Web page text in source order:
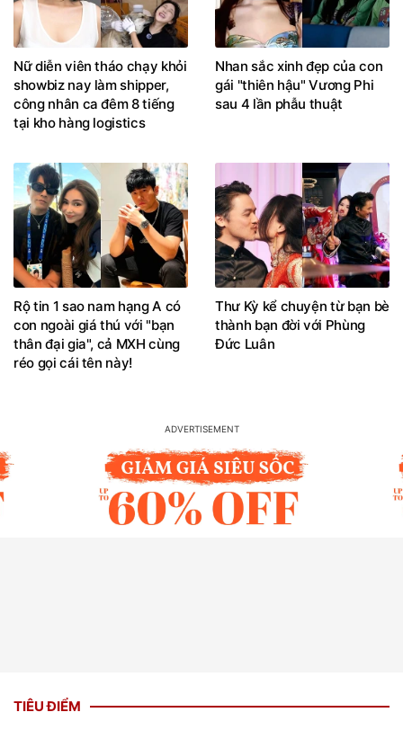
Nữ diễn viên tháo chạy khỏi
showbiz nay làm shipper,
công nhân ca đêm 8 tiếng
tại kho hàng logistics
Nhan sắc xinh đẹp của con
gái "thiên hậu" Vương Phi
sau 4 lần phẫu thuật
Rộ tin 1 sao nam hạng A có
con ngoài giá thú với "bạn
thân đại gia", cả MXH cùng
réo gọi cái tên này!
Thư Kỳ kể chuyện từ bạn bè
thành bạn đời với Phùng
Đức Luân
TIÊU ĐIỂM